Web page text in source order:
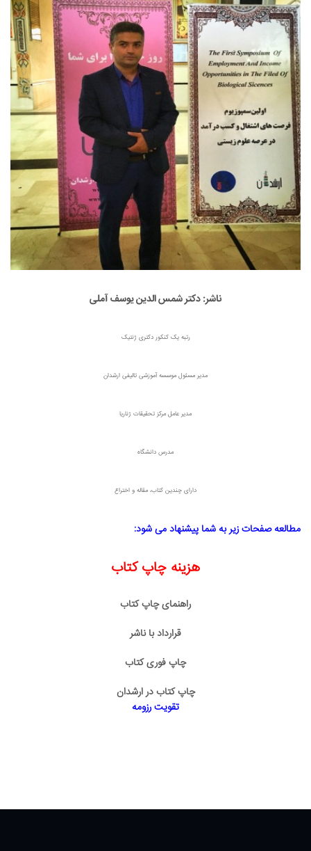
ناشر: دکتر شمس الدین یوسف آملی
رتبه یک کنکور دکتری ژنتیک
مدیر مسئول موسسه آموزشی تالیفی ارشدان
مدیر عامل مرکز تحقیقات ژناریا
مدرس دانشگاه
دارای چندین کتاب، مقاله و اختراع
مطالعه صفحات زیر به شما پیشنهاد می شود:
هزینه چاپ کتاب
راهنمای چاپ کتاب
قرارداد با ناشر
چاپ فوری کتاب
چاپ کتاب در ارشدان
تقویت رزومه